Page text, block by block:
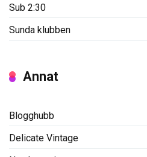
Sub 2:30
Sunda klubben
Annat
Blogghubb
Delicate Vintage